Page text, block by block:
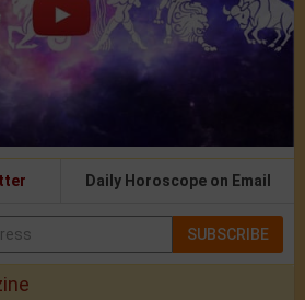
Daily Horoscope on Email
SUBSCRIBE